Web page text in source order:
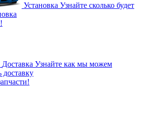
Установка Узнайте сколько будет
Доставка Узнайте как мы можем
доставку